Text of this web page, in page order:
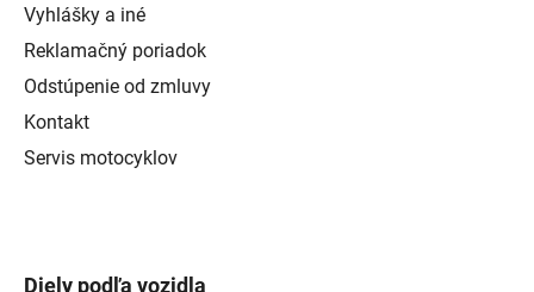
Vyhlášky a iné
Reklamačný poriadok
Odstúpenie od zmluvy
Kontakt
Servis motocyklov
Diely podľa vozidla